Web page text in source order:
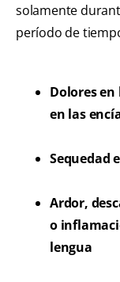
solamente
período de
Dolores en
en las
Sequedad
Ardor,
o
lengua